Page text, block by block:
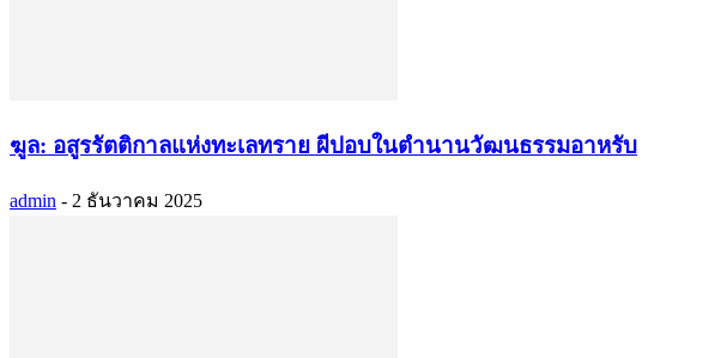
ฆูล: อสูรรัตติกาลแห่งทะเลทราย ผีปอบในตำนานวัฒนธรรมอาหรับ
admin - 2 ธันวาคม 2025